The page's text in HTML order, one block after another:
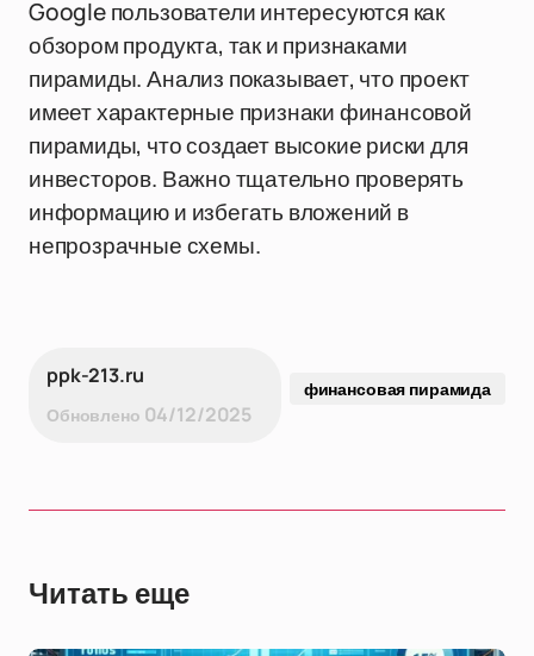
Google пользователи интересуются как
обзором продукта, так и признаками
пирамиды. Анализ показывает, что проект
имеет характерные признаки финансовой
пирамиды, что создает высокие риски для
инвесторов. Важно тщательно проверять
информацию и избегать вложений в
непрозрачные схемы.
ppk-213.ru
Обновлено 04/12/2025
финансовая пирамида
Читать еще